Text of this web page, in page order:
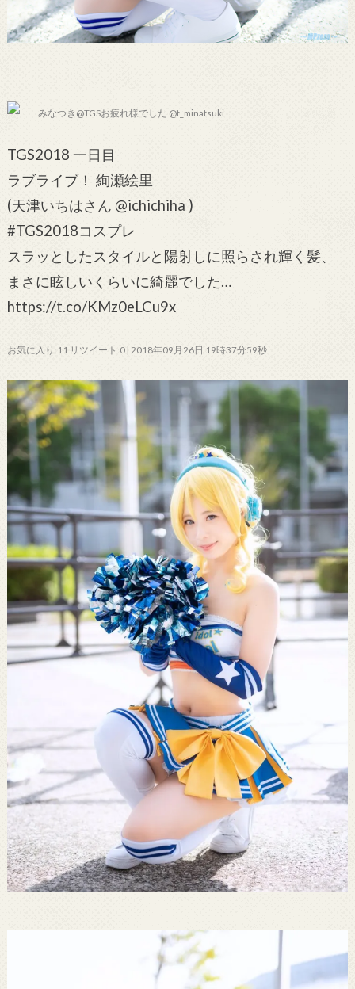
みなつき@TGSお疲れ様でした @t_minatsuki
TGS2018 一日目
ラブライブ！ 絢瀬絵里
(天津いちはさん @ichichiha )
#TGS2018コスプレ
スラッとしたスタイルと陽射しに照らされ輝く髪、
まさに眩しいくらいに綺麗でした…
https://t.co/KMz0eLCu9x
お気に入り:11 リツイート:0 | 2018年09月26日 19時37分59秒